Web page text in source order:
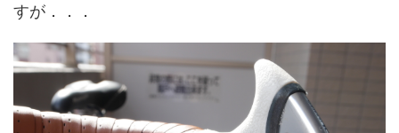
すが．．．